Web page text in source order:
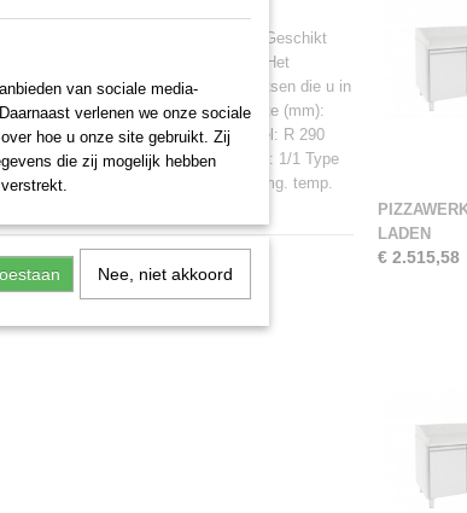
Slagerij, sportkantine of club. Geschikt
die u snel en dagelijks nodig heeft. Het
te werken of machines op te plaatsen die u in
(mm): 2130 Diepte (mm): 700 Hoogte (mm):
El. vermogen(kW): 0,23 Koelmiddel: R 290
3 Inh. Bruto (Ltr): 280 Inh. aantal GN: 1/1 Type
Automatisch Max. omg. temp.
LADEN
€ 2.515,58
van sociale media-
verlenen we onze sociale
hoe u onze site gebruikt. Zij
die zij mogelijk hebben
Nee, niet akkoord